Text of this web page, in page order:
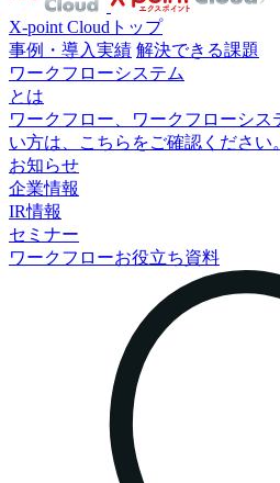
X-point Cloudトップ
事例・導入実績 解決できる課題
ワークフローシステム
とは
ワークフロー、ワークフローシス
い方は、こちらをご確認ください。
お知らせ
企業情報
IR情報
セミナー
ワークフローお役立ち資料